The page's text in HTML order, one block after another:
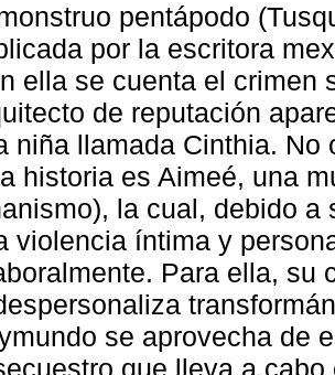
pentápodo
por la escritora
ella se cuenta el crimen
de reputación
niña llamada Cinthia.
historia es Aimeé, una
la cual, debido
violencia íntima y
Para ella, su
se aprovecha de
que lleva a